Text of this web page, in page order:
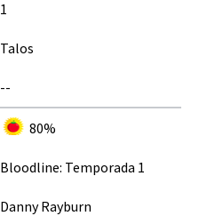
1
Talos
--
80%
Bloodline: Temporada 1
Danny Rayburn